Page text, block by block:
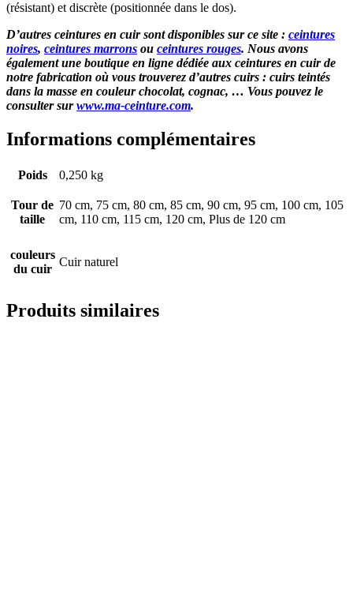
(résistant) et discrète (positionnée dans le dos).
D’autres ceintures en cuir sont disponibles sur ce site : ceintures
noires, ceintures marrons ou ceintures rouges. Nous avons
également une boutique en ligne dédiée aux ceintures en cuir de
notre fabrication où vous trouverez d’autres cuirs : cuirs teintés
dans la masse en couleur chocolat, cognac, … Vous pouvez le
consulter surwww.ma-ceinture.com.
Informations complémentaires
Poids 0,250 kg
Tour de
taille
70 cm, 75 cm, 80 cm, 85 cm, 90 cm, 95 cm, 100 cm, 105
cm, 110 cm, 115 cm, 120 cm, Plus de 120 cm
couleurs
du cuir
Cuir naturel
Produits similaires